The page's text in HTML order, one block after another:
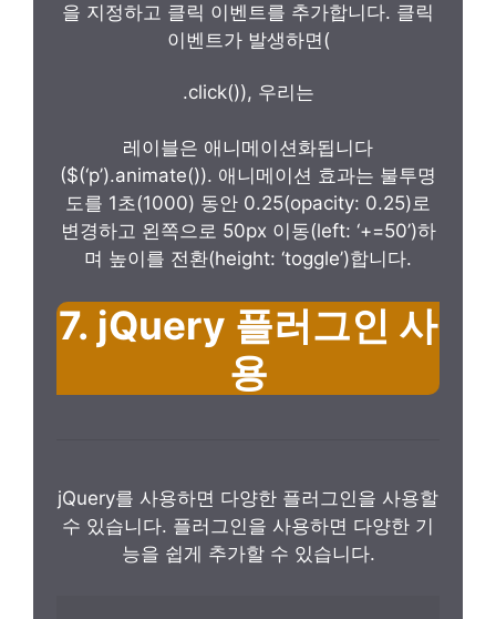
을 지정하고 클릭 이벤트를 추가합니다. 클릭
이벤트가 발생하면(
.click()), 우리는
레이블은 애니메이션화됩니다
($(‘p’).animate()). 애니메이션 효과는 불투명
도를 1초(1000) 동안 0.25(opacity: 0.25)로
변경하고 왼쪽으로 50px 이동(left: ‘+=50’)하
며 높이를 전환(height: ‘toggle’)합니다.
7. jQuery 플러그인 사
용
jQuery를 사용하면 다양한 플러그인을 사용할
수 있습니다. 플러그인을 사용하면 다양한 기
능을 쉽게 추가할 수 있습니다.